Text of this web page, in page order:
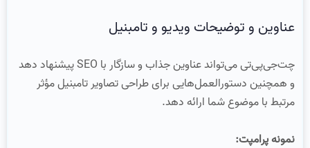
عناوین و توضیحات ویدیو و تامبنیل
چت‌جی‌پی‌تی می‌تواند عناوین جذاب و سازگار با SEO پیشنهاد دهد
و همچنین دستورالعمل‌هایی برای طراحی تصاویر تامبنیل مؤثر
مرتبط با موضوع شما ارائه دهد.
نمونه پرامپت: